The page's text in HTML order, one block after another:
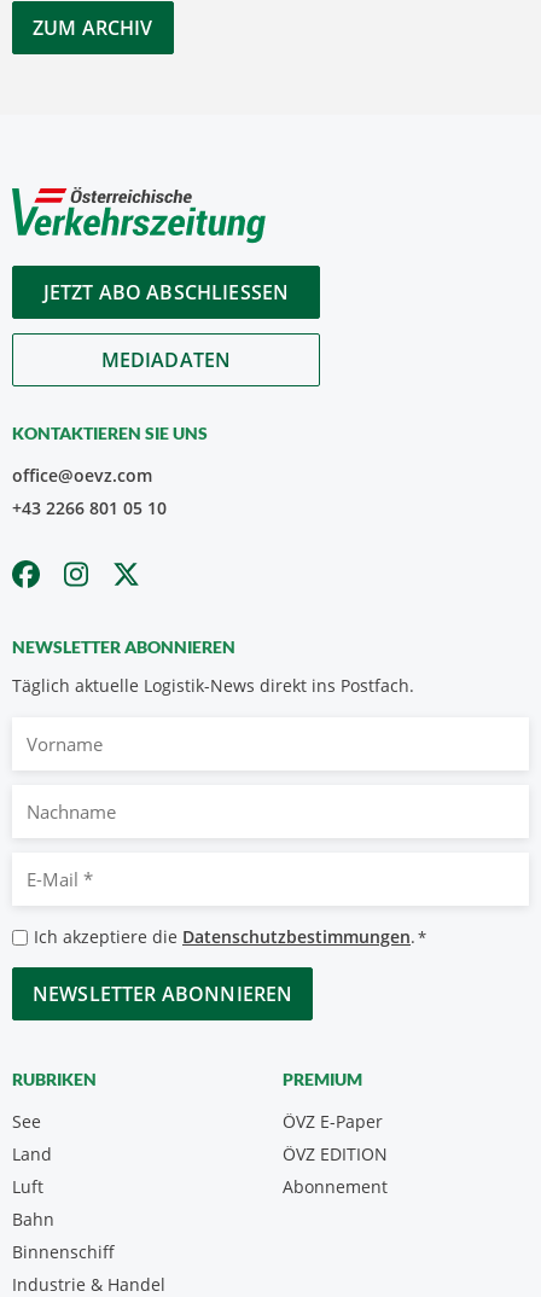
ZUM ARCHIV
JETZT ABO ABSCHLIESSEN
MEDIADATEN
KONTAKTIEREN SIE UNS
office@oevz.com
+43 2266 801 05 10
NEWSLETTER ABONNIEREN
Täglich aktuelle Logistik-News direkt ins Postfach.
Nachname
Mail
*
Datenschutzbestimmungen
*
Ich akzeptiere die Datenschutzbestimmungen.*
CAPTCHA
RUBRIKEN
See
Land
Luft
Bahn
Binnenschiff
Industrie & Handel
PREMIUM
ÖVZ E-Paper
Abonnement
ÖVZ EDITION